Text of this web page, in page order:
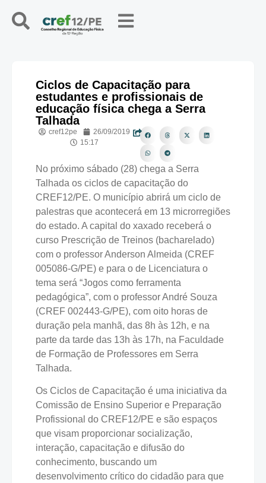
Ciclos de Capacitação para
estudantes e profissionais de
educação física chega a Serra
Talhada
cref12pe
26/09/2019
15:17
No próximo sábado (28) chega a Serra
Talhada os ciclos de capacitação do
CREF12/PE. O município abrirá um ciclo de
palestras que acontecerá em 13 microrregiões
do estado. A capital do xaxado receberá o
curso Prescrição de Treinos (bacharelado)
com o professor Anderson Almeida (CREF
005086-G/PE) e para o de Licenciatura o
tema será “Jogos como ferramenta
pedagógica”, com o professor André Souza
(CREF 002443-G/PE), com oito horas de
duração pela manhã, das 8h às 12h, e na
parte da tarde das 13h às 17h, na Faculdade
de Formação de Professores em Serra
Talhada.
Os Ciclos de Capacitação é uma iniciativa da
Comissão de Ensino Superior e Preparação
Profissional do CREF12/PE e são espaços
que visam proporcionar socialização,
interação, capacitação e difusão do
conhecimento, buscando um
desenvolvimento crítico do cidadão para que